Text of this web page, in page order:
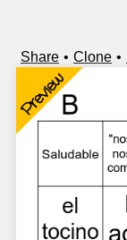
Share Clone
Preview